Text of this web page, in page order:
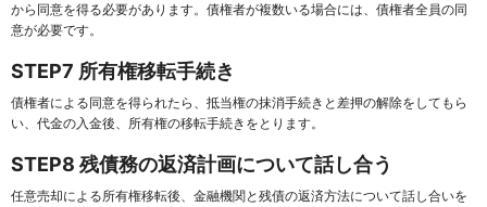
から同意を得る必要があります。債権者が複数いる場合には、債権者全員の同
意が必要です。
STEP7 所有権移転手続き
債権者による同意を得られたら、抵当権の抹消手続きと差押の解除をしてもら
い、代金の入金後、所有権の移転手続きをとります。
STEP8 残債務の返済計画について話し合う
任意売却による所有権移転後、金融機関と残債の返済方法について話し合いを